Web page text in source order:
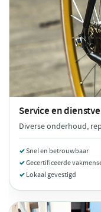
Service en
Diverse onderhoud,
Snel en betrouwbaar
Gecertificeerde
Lokaal gevestigd